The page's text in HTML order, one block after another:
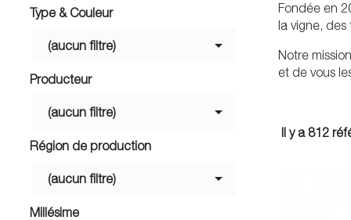
Type & Couleur
(aucun filtre) 
Producteur
(aucun filtre) 
Région de production
(aucun filtre) 
Millésime
Fondée en
la vigne,
Notre
et de vous
Il y a 812